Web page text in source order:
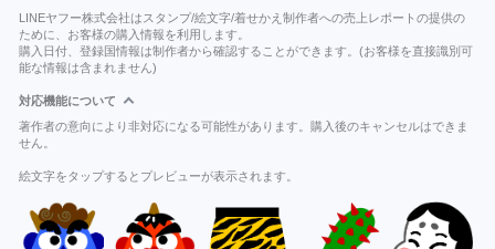
LINEヤフー株式会社はスタンプ/絵文字/着せかえ制作者への売上レポートの提供の
ために、お客様の購入情報を利用します。
購入日付、登録国情報は制作者から確認することができます。(お客様を直接識別可
能な情報は含まれません)
対応機能について
著作者の意向により非対応になる可能性があります。購入後のキャンセルはできま
せん。
絵文字をタップするとプレビューが表示されます。